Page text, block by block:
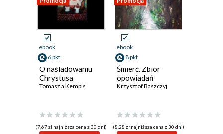
ebook
6 pkt
O naśladowaniu
Chrystusa
Tomasz a Kempis
(7,67 zł najniższa cena z 30 dni)
ebook
8 pkt
Śmierć. Zbiór
opowiadań
Krzysztof Baszczyj
(8,28 zł najniższa cena z 30 dni)